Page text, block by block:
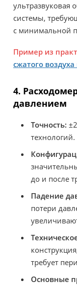
ультразвуковая
системы,
с минимальной
Пример из
сжатого
4.
давлением
Точность:
технологий.
до и после
Падение
потери
требует
Основные